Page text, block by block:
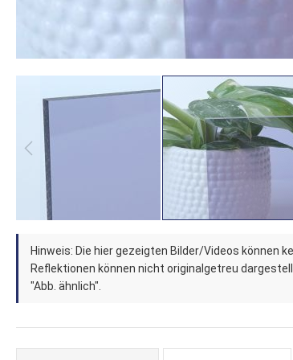
Zum
Anfang
der
Bildergalerie
springen
Hinweis: Die hier gezeigten Bilder/Videos können
Reflektionen können nicht originalgetreu
"Abb. ähnlich".